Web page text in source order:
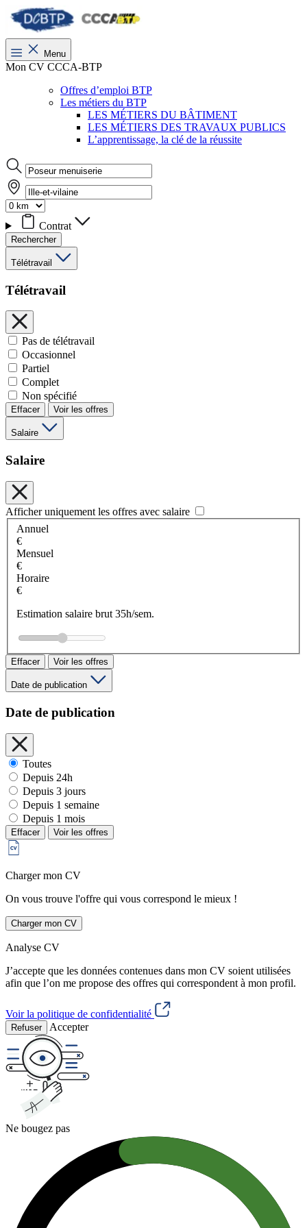
Menu
Mon CV CCCA-BTP
Offres d’emploi BTP
Les métiers du BTP
LES MÉTIERS DU BÂTIMENT
LES MÉTIERS DES TRAVAUX PUBLICS
L’apprentissage, la clé de la réussite
Contrat
Rechercher
Télétravail
Télétravail
Pas de télétravail
Occasionnel
Partiel
Complet
Non spécifié
Effacer Voir les offres
Salaire
Salaire
Afficher uniquement les offres avec salaire
Annuel
€
Mensuel
€
Horaire
€
Estimation salaire brut 35h/sem.
Effacer Voir les offres
Date de publication
Date de publication
Toutes
Depuis 24h
Depuis 3 jours
Depuis 1 semaine
Depuis 1 mois
Effacer Voir les offres
Charger mon CV
On vous trouve l'offre qui vous correspond le mieux !
Charger mon CV
Analyse CV
J’accepte que les données contenues dans mon CV soient utilisées
afin que l’on me propose des offres qui correspondent à mon profil.
Voir la politique de confidentialité
Refuser Accepter
Ne bougez pas